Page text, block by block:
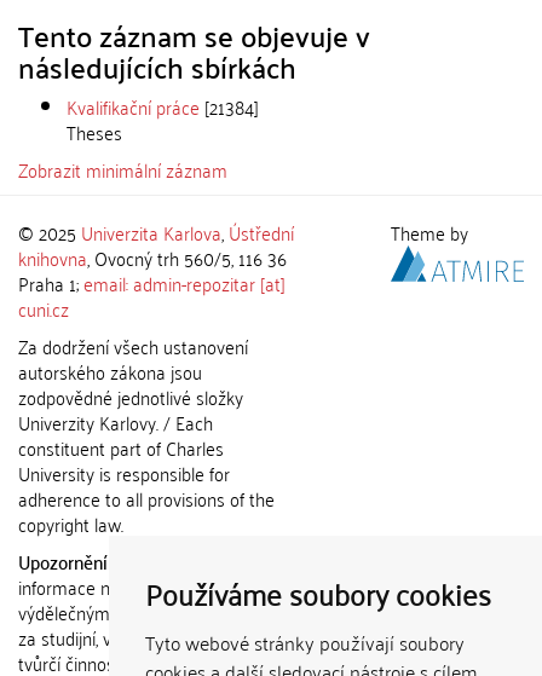
Používáme soubory cookies
Tyto webové stránky používají soubory
Tento záznam se objevuje v
následujících sbírkách
Kvalifikační práce [21384]
Theses
Zobrazit minimální záznam
© 2025 Univerzita Karlova,Ústřední
knihovna, Ovocný trh 560/5, 116 36
Praha 1;email: admin-repozitar [at]
cuni.cz
Za dodržení všech ustanovení
autorského zákona jsou
zodpovědné jednotlivé složky
Univerzity Karlovy. / Each
constituent part of Charles
University is responsible for
adherence to all provisions of the
copyright law.
Upozornění / Notice:
informace nemohou být použity k
výdělečným účelům nebo vydávány
za studijní, vědeckou nebo jinou
tvůrčí činnost jiné osoby než autora.
Theme by